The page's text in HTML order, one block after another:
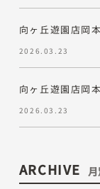
向ヶ丘遊園店岡
2026.03.23
向ヶ丘遊園店岡
2026.03.23
ARCHIVE